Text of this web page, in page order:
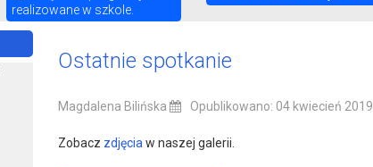
realizowane w szkole.
Ostatnie spotkanie
Magdalena Bilińska Opublikowano: 04 kwiecień 2019
Zobacz zdjęciaw naszej galerii.